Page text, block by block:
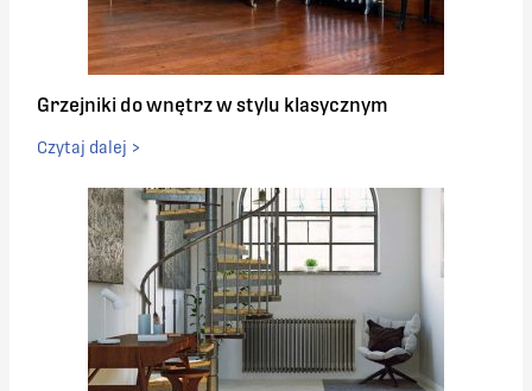
Grzejniki do wnętrz w stylu klasycznym
Czytaj dalej >